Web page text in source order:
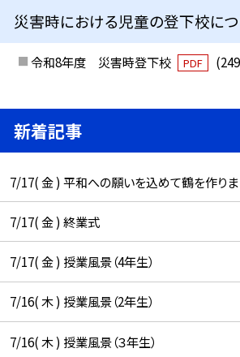
災害時における児童の登下校に
令和8年度 災害時登下校 PDF
新着記事
7/17( 金 ) 平和への願いを込めて鶴を作り
7/17( 金 ) 終業式
7/17( 金 ) 授業風景（4年生）
7/16( 木 ) 授業風景（2年生）
7/16( 木 ) 授業風景（３年生）